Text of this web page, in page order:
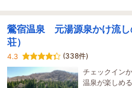
鶯宿温泉 元湯源泉かけ流
荘）
4.3
(338件)
チェックイン
温泉が楽しめ